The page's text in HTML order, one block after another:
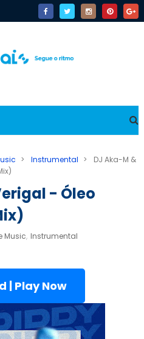
> Instrumental >
DJ Aka-M &
- Óleo
Music, Instrumental
| Play Now